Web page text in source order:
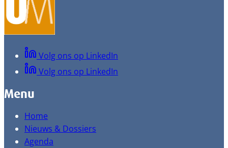
Volg ons op LinkedIn
Volg ons op LinkedIn
Menu
Home
Nieuws & Dossiers
Agenda